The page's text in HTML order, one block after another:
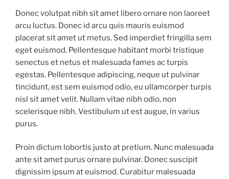
Donec volutpat nibh sit amet libero ornare non laoreet
arcu luctus. Donec id arcu quis mauris euismod
placerat sit amet ut metus. Sed imperdiet fringilla sem
eget euismod. Pellentesque habitant morbi tristique
senectus et netus et malesuada fames ac turpis
egestas. Pellentesque adipiscing, neque ut pulvinar
tincidunt, est sem euismod odio, eu ullamcorper turpis
nisl sit amet velit. Nullam vitae nibh odio, non
scelerisque nibh. Vestibulum ut est augue, in varius
purus.
Proin dictum lobortis justo at pretium. Nunc malesuada
ante sit amet purus ornare pulvinar. Donec suscipit
dignissim ipsum at euismod. Curabitur malesuada